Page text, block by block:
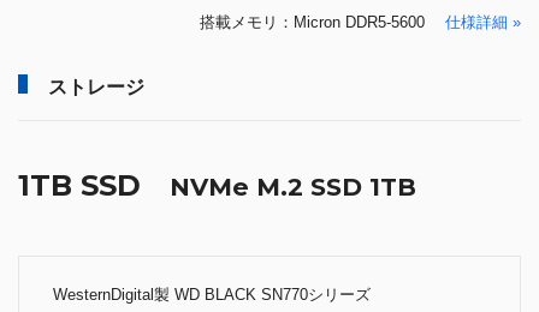
搭載メモリ：Micron DDR5-5600 仕様詳細 »
ストレージ
1TB SSD NVMe M.2 SSD 1TB
WesternDigital製 WD BLACK SN770シリーズ